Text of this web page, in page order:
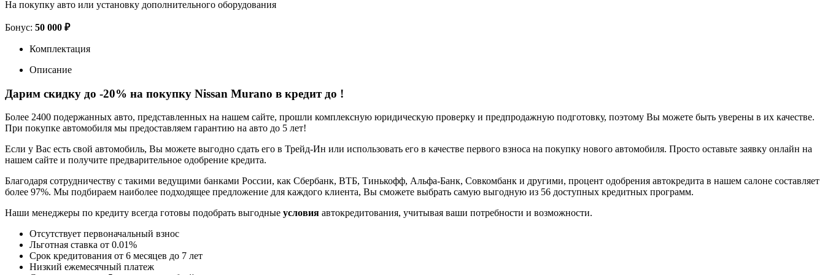
На покупку авто или установку дополнительного оборудования
Бонус: 50 000 ₽
Комплектация
Описание
Дарим скидку до -20% на покупку Nissan Murano в кредит до !
Более 2400 подержанных авто, представленных на нашем сайте, прошли комплексную юридическую проверку и предпродажную подготовку, поэтому Вы можете быть уверены в их качестве.
При покупке автомобиля мы предоставляем гарантию на авто до 5 лет!
Если у Вас есть свой автомобиль, Вы можете выгодно сдать его в Трейд-Ин или использовать его в качестве первого взноса на покупку нового автомобиля. Просто оставьте заявку онлайн на
нашем сайте и получите предварительное одобрение кредита.
Благодаря сотрудничеству с такими ведущими банками России, как Сбербанк, ВТБ, Тинькофф, Альфа-Банк, Совкомбанк и другими, процент одобрения автокредита в нашем салоне составляет
более 97%. Мы подбираем наиболее подходящее предложение для каждого клиента, Вы сможете выбрать самую выгодную из 56 доступных кредитных программ.
Наши менеджеры по кредиту всегда готовы подобрать выгодные условия автокредитования, учитывая ваши потребности и возможности.
Отсутствует первоначальный взнос
Льготная ставка от 0.01%
Срок кредитования от 6 месяцев до 7 лет
Низкий ежемесячный платеж